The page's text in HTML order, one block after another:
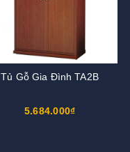
Tủ Gỗ Gia Đình TA2B
5.684.000₫